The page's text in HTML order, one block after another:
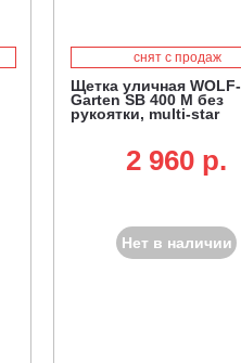
снят с продаж
Щетка уличная WOLF-
Garten SB 400 M без
рукоятки, multi-star
2 960 p.
Нет в наличии